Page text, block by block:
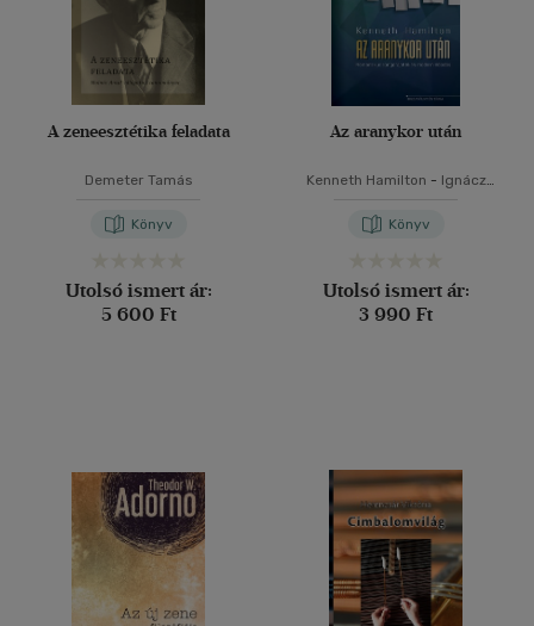
A zeneesztétika feladata
Demeter Tamás
Könyv
Utolsó ismert ár:
5 600 Ft
Az aranykor után
Kenneth Hamilton - Ignácz
Könyv
Utolsó ismert ár:
3 990 Ft